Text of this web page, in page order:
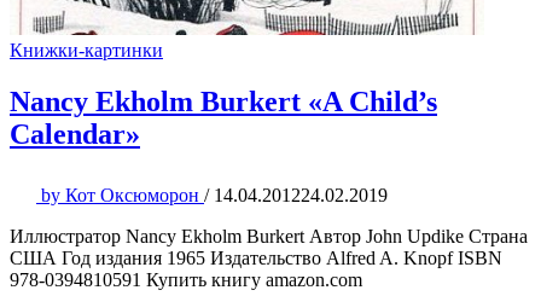
Книжки-картинки
Nancy Ekholm Burkert «A Child’s
Calendar»
by Кот Оксюморон / 14.04.201224.02.2019
Иллюстратор Nancy Ekholm Burkert Автор John Updike Страна
США Год издания 1965 Издательство Alfred A. Knopf ISBN
978-0394810591 Купить книгу amazon.com